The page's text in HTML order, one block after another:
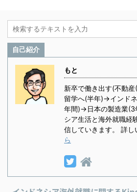
自己紹介
もと
新卒で働き出す(不動
留学へ(半年)→インド
年間)→日本の製造業
シア生活と海外就職経
信していきます。 詳し
ら